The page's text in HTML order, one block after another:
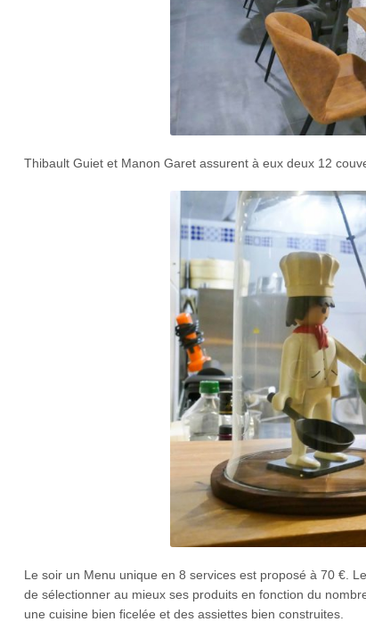
Thibault Guiet et Manon Garet assurent à eux deux 12
Le soir un Menu unique en 8 services est proposé à 70 €.
de sélectionner au mieux ses produits en fonction du
une cuisine bien ficelée et desassiettes bien construites.